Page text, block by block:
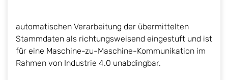
automatischen Verarbeitung der übermittelten
Stammdaten als richtungsweisend eingestuft und ist
für eine Maschine-zu-Maschine-Kommunikation im
Rahmen von Industrie 4.0 unabdingbar.